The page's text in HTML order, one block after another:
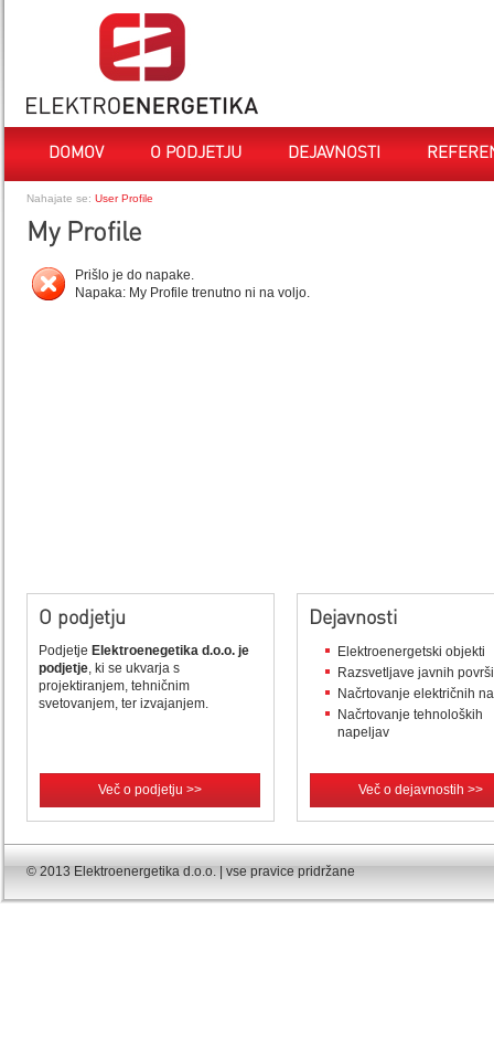
DOMOV O PODJETJU DEJAVNOSTI
Nahajate se: User Profile
My Profile
Prišlo je do napake.
Napaka: My Profile trenutno ni na voljo.
O podjetju
Podjetje Elektroenegetika d.o.o. je
podjetje, ki se ukvarja s
projektiranjem, tehničnim
svetovanjem, ter izvajanjem.
Več o podjetju >>
Dejavnosti
Elektroenergetski objekti
Razsvetljave javnih
Načrtovanje električnih
Načrtovanje tehnoloških
napeljav
Več o dejavnostih >>
© 2013 Elektroenergetika d.o.o. | vse pravice pridržane